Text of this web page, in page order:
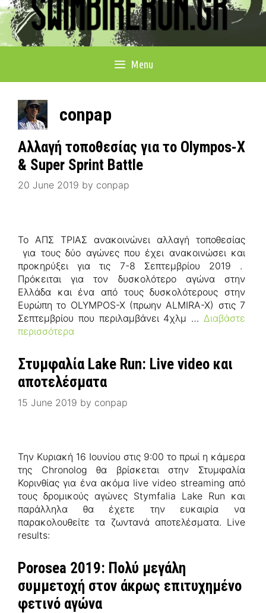
Menu
conpap
Αλλαγή τοποθεσίας για το Olympos-X
& Super Sprint Battle
20 June 2019 by conpap
Το ΑΠΣ ΤΡΙΑΣ ανακοινώνει αλλαγή τοποθεσίας
για τους δύο αγώνες που έχει ανακοινώσει και
προκηρύξει για τις 7-8 Σεπτεμβρίου 2019 .
Πρόκειται για τον δυσκολότερο αγώνα στην
Ελλάδα και ένα από τους δυσκολότερους στην
Ευρώπη το OLYMPOS-X (πρωην ALMIRA-X) στις 7
Σεπτεμβρίου που περιλαμβάνει 4χλμ … Διαβάστε
περισσότερα
Στυμφαλία Lake Run: Live video και
αποτελέσματα
15 June 2019 by conpap
Την Κυριακή 16 Ιουνίου στις 9:00 το πρωί η κάμερα
της Chronolog θα βρίσκεται στην Στυμφαλία
Κορινθίας για ένα ακόμα live video streaming από
τους δρομικούς αγώνες Stymfalia Lake Run και
παράλληλα θα έχετε την ευκαιρία να
παρακολουθείτε τα ζωντανά αποτελέσματα. Live
results:
Porosea 2019: Πολύ μεγάλη
συμμετοχή στον άκρως επιτυχημένο
φετινό αγώνα